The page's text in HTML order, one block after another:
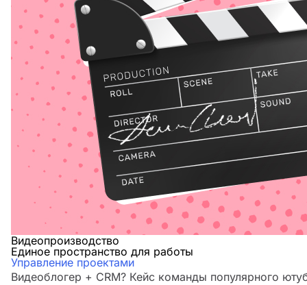
Видеопроизводство
Единое пространство для работы
Управление проектами
Видеоблогер + CRM? Кейс команды популярного